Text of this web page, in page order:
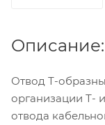
Описание:
Отвод Т-
организации Т-
отвода